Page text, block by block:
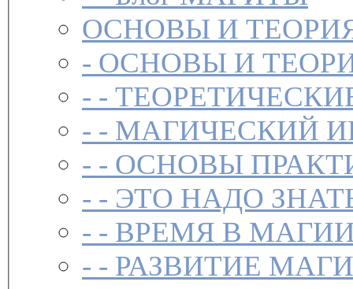
ОСНОВЫ И
- ОСНОВЫ И
- -
- - МАГИЧЕСКИЙ
- - ОСНОВЫ
- - ЭТО НАДО
- - ВРЕМЯ В
- - РАЗВИТИЕ